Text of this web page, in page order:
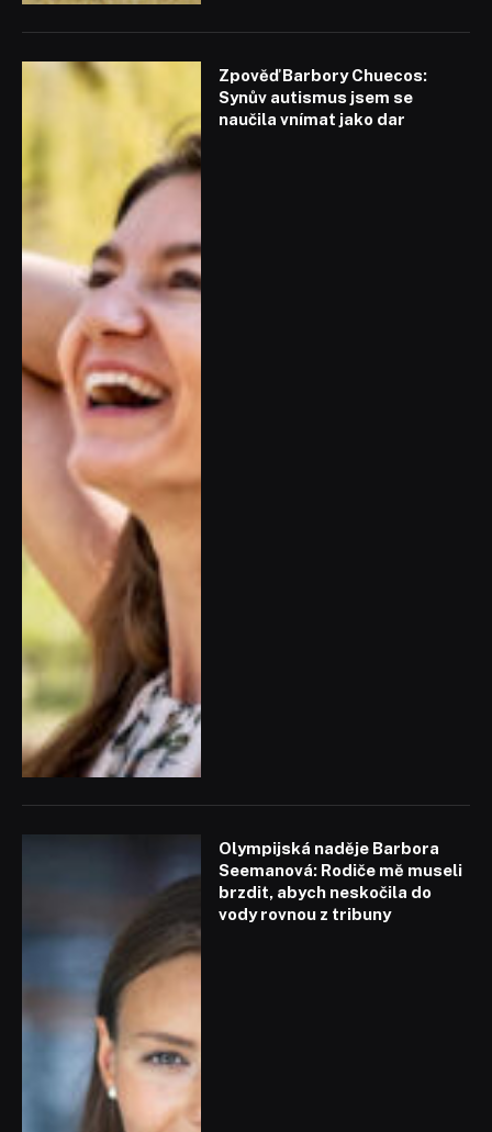
Zpověď Barbory Chuecos:
Synův autismus jsem se
naučila vnímat jako dar
Olympijská naděje Barbora
Seemanová: Rodiče mě museli
brzdit, abych neskočila do
vody rovnou z tribuny